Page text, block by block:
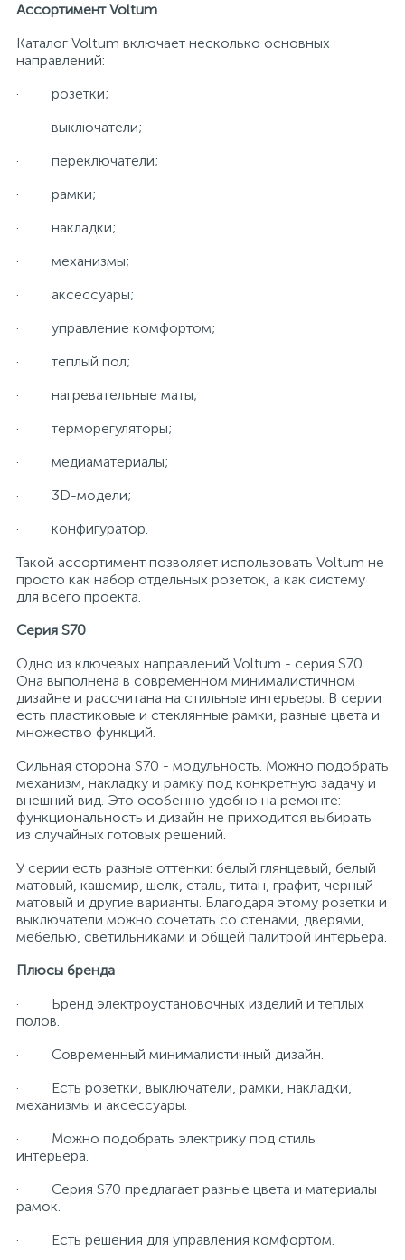
Ассортимент Voltum
Каталог Voltum включает несколько основных
направлений:
· розетки;
· выключатели;
· переключатели;
· рамки;
· накладки;
· механизмы;
· аксессуары;
· управление комфортом;
· теплый пол;
· нагревательные маты;
· терморегуляторы;
· медиаматериалы;
· 3D-модели;
· конфигуратор.
Такой ассортимент позволяет использовать Voltum не
просто как набор отдельных розеток, а как систему
для всего проекта.
Серия S70
Одно из ключевых направлений Voltum - серия S70.
Она выполнена в современном минималистичном
дизайне и рассчитана на стильные интерьеры. В серии
есть пластиковые и стеклянные рамки, разные цвета и
множество функций.
Сильная сторона S70 - модульность. Можно подобрать
механизм, накладку и рамку под конкретную задачу и
внешний вид. Это особенно удобно на ремонте:
функциональность и дизайн не приходится выбирать
из случайных готовых решений.
У серии есть разные оттенки: белый глянцевый, белый
матовый, кашемир, шелк, сталь, титан, графит, черный
матовый и другие варианты. Благодаря этому розетки и
выключатели можно сочетать со стенами, дверями,
мебелью, светильниками и общей палитрой интерьера.
Плюсы бренда
· Бренд электроустановочных изделий и теплых
полов.
· Современный минималистичный дизайн.
· Есть розетки, выключатели, рамки, накладки,
механизмы и аксессуары.
· Можно подобрать электрику под стиль
интерьера.
· Серия S70 предлагает разные цвета и материалы
рамок.
· Есть решения для управления комфортом.